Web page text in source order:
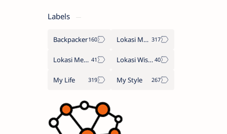
Labels
Backpacker Lokasi Makan
Lokasi Menginap Lokasi Wisata
My Life My Style